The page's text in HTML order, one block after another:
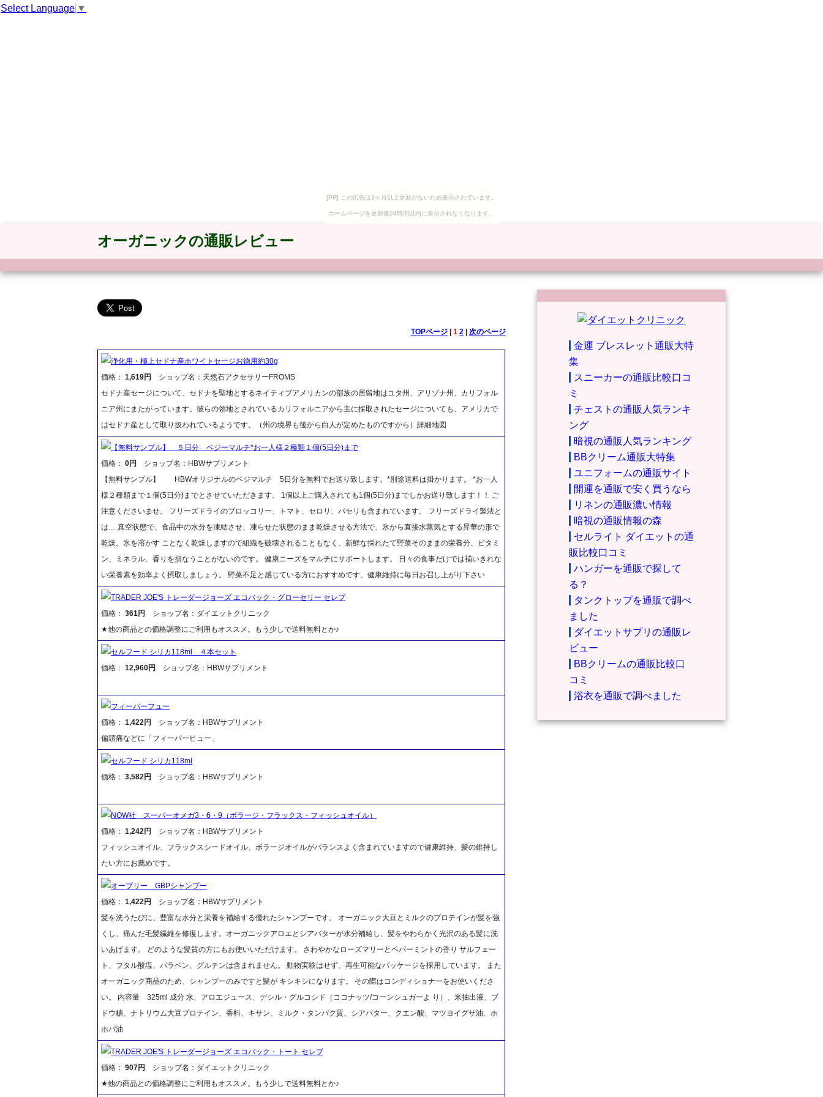
Select Language ▼
[PR] この広告は3ヶ月以上更新がないため表示されています。
ホームページを更新後24時間以内に表示されなくなります。
オーガニックの通販レビュー
TOPページ| 1 2| 次のページ
浄化用・極上セドナ産ホワイトセージお徳用約30g
価格： 1,619円
ショップ名：天然石アクセサリーFROMS
セドナ産セージについて、セドナを聖地とするネイティブアメリカンの部族の居留地はユタ州、アリゾナ州、カリフォル
ニア州にまたがっています。彼らの領地とされているカリフォルニアから主に採取されたセージについても、アメリカで
はセドナ産として取り扱われているようです。（州の境界も後から白人が定めたものですから）詳細地図
【無料サンプル】 ５日分 ベジーマルチ*お一人様２種類１個(5日分)まで
価格： 0円
ショップ名：HBWサプリメント
【無料サンプル】 HBWオリジナルのベジマルチ 5日分を無料でお送り致します。*別途送料は掛かります。 *お一人
様２種類まで１個(5日分)までとさせていただきます。 1個以上ご購入されても1個(5日分)までしかお送り致します！！ ご
注意くださいませ。 フリーズドライのブロッコリー、トマト、セロリ、パセリも含まれています。 フリーズドライ製法と
は… 真空状態で、食品中の水分を凍結させ、凍らせた状態のまま乾燥させる方法で、氷から直接水蒸気とする昇華の形で
乾燥。氷を溶かす ことなく乾燥しますので組織を破壊されることもなく、新鮮な採れたて野菜そのままの栄養分、ビタミ
ン、ミネラル、香りを損なうことがないのです。 健康ニーズをマルチにサポートします。 日々の食事だけでは補いきれな
い栄養素を効率よく摂取しましょう。 野菜不足と感じている方におすすめです。健康維持に毎日お召し上がり下さい
TRADER JOE'S トレーダージョーズ エコバック・グローセリー セレブ
価格： 361円
ショップ名：ダイエットクリニック
★他の商品との価格調整にご利用もオススメ。もう少しで送料無料とか♪
セルフード シリカ118ml ４本セット
価格： 12,960円 ショップ名：HBWサプリメント
フィーバーフュー
価格： 1,422円
ショップ名：HBWサプリメント
偏頭痛などに「フィーバーヒュー」
セルフード シリカ118ml
価格： 3,582円 ショップ名：HBWサプリメント
NOW社 スーパーオメガ3・6・9（ボラージ・フラックス・フィッシュオイル）
価格： 1,242円
ショップ名：HBWサプリメント
フィッシュオイル、フラックスシードオイル、ボラージオイルがバランスよく含まれていますので健康維持、髪の維持し
たい方にお薦めです。
オーブリー GBPシャンプー
価格： 1,422円
ショップ名：HBWサプリメント
髪を洗うたびに、豊富な水分と栄養を補給する優れたシャンプーです。 オーガニック大豆とミルクのプロテインが髪を強
くし、痛んだ毛髪繊維を修復します。オーガニックアロエとシアバターが水分補給し、髪をやわらかく光沢のある髪に洗
いあげます。 どのような髪質の方にもお使いいただけます。 さわやかなローズマリーとペパーミントの香り サルフェー
ト、フタル酸塩、パラベン、グルテンは含まれません。 動物実験はせず、再生可能なパッケージを採用しています。 また
オーガニック商品のため、シャンプーのみですと髪が キシキシになります。 その際はコンディショナーをお使いくださ
い。 内容量 325ml 成分 水、アロエジュース、デシル・グルコシド（ココナッツ/コーンシュガーよ り）、米抽出液、ブ
ドウ糖、ナトリウム大豆プロテイン、香料、キサン、ミルク・タンパク質、シアバター、クエン酸、マツヨイグサ油、ホ
ホバ油
TRADER JOE'S トレーダージョーズ エコバック・トート セレブ
価格： 907円
ショップ名：ダイエットクリニック
★他の商品との価格調整にご利用もオススメ。もう少しで送料無料とか♪
金運 ブレスレット通販大特
集
スニーカーの通販比較口コ
ミ
チェストの通販人気ランキ
ング
暗視の通販人気ランキング
BBクリーム通販大特集
ユニフォームの通販サイト
開運を通販で安く買うなら
リネンの通販濃い情報
暗視の通販情報の森
セルライト ダイエットの通
販比較口コミ
ハンガーを通販で探して
る？
タンクトップを通販で調べ
ました
ダイエットサプリの通販レ
ビュー
BBクリームの通販比較口
コミ
浴衣を通販で調べました